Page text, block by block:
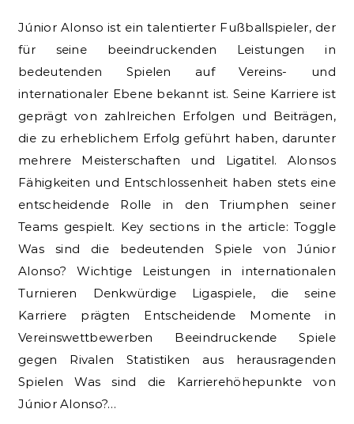
Júnior Alonso ist ein talentierter Fußballspieler, der
für seine beeindruckenden Leistungen in
bedeutenden Spielen auf Vereins- und
internationaler Ebene bekannt ist. Seine Karriere ist
geprägt von zahlreichen Erfolgen und Beiträgen,
die zu erheblichem Erfolg geführt haben, darunter
mehrere Meisterschaften und Ligatitel. Alonsos
Fähigkeiten und Entschlossenheit haben stets eine
entscheidende Rolle in den Triumphen seiner
Teams gespielt. Key sections in the article: Toggle
Was sind die bedeutenden Spiele von Júnior
Alonso? Wichtige Leistungen in internationalen
Turnieren Denkwürdige Ligaspiele, die seine
Karriere prägten Entscheidende Momente in
Vereinswettbewerben Beeindruckende Spiele
gegen Rivalen Statistiken aus herausragenden
Spielen Was sind die Karrierehöhepunkte von
Júnior Alonso?…